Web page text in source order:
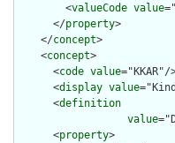
        <
valueCode value
      </
property>
    </
concept>
    <
concept>
      <
code value="KKAR"/
      <
display value
      <
definition
value
      <
property>